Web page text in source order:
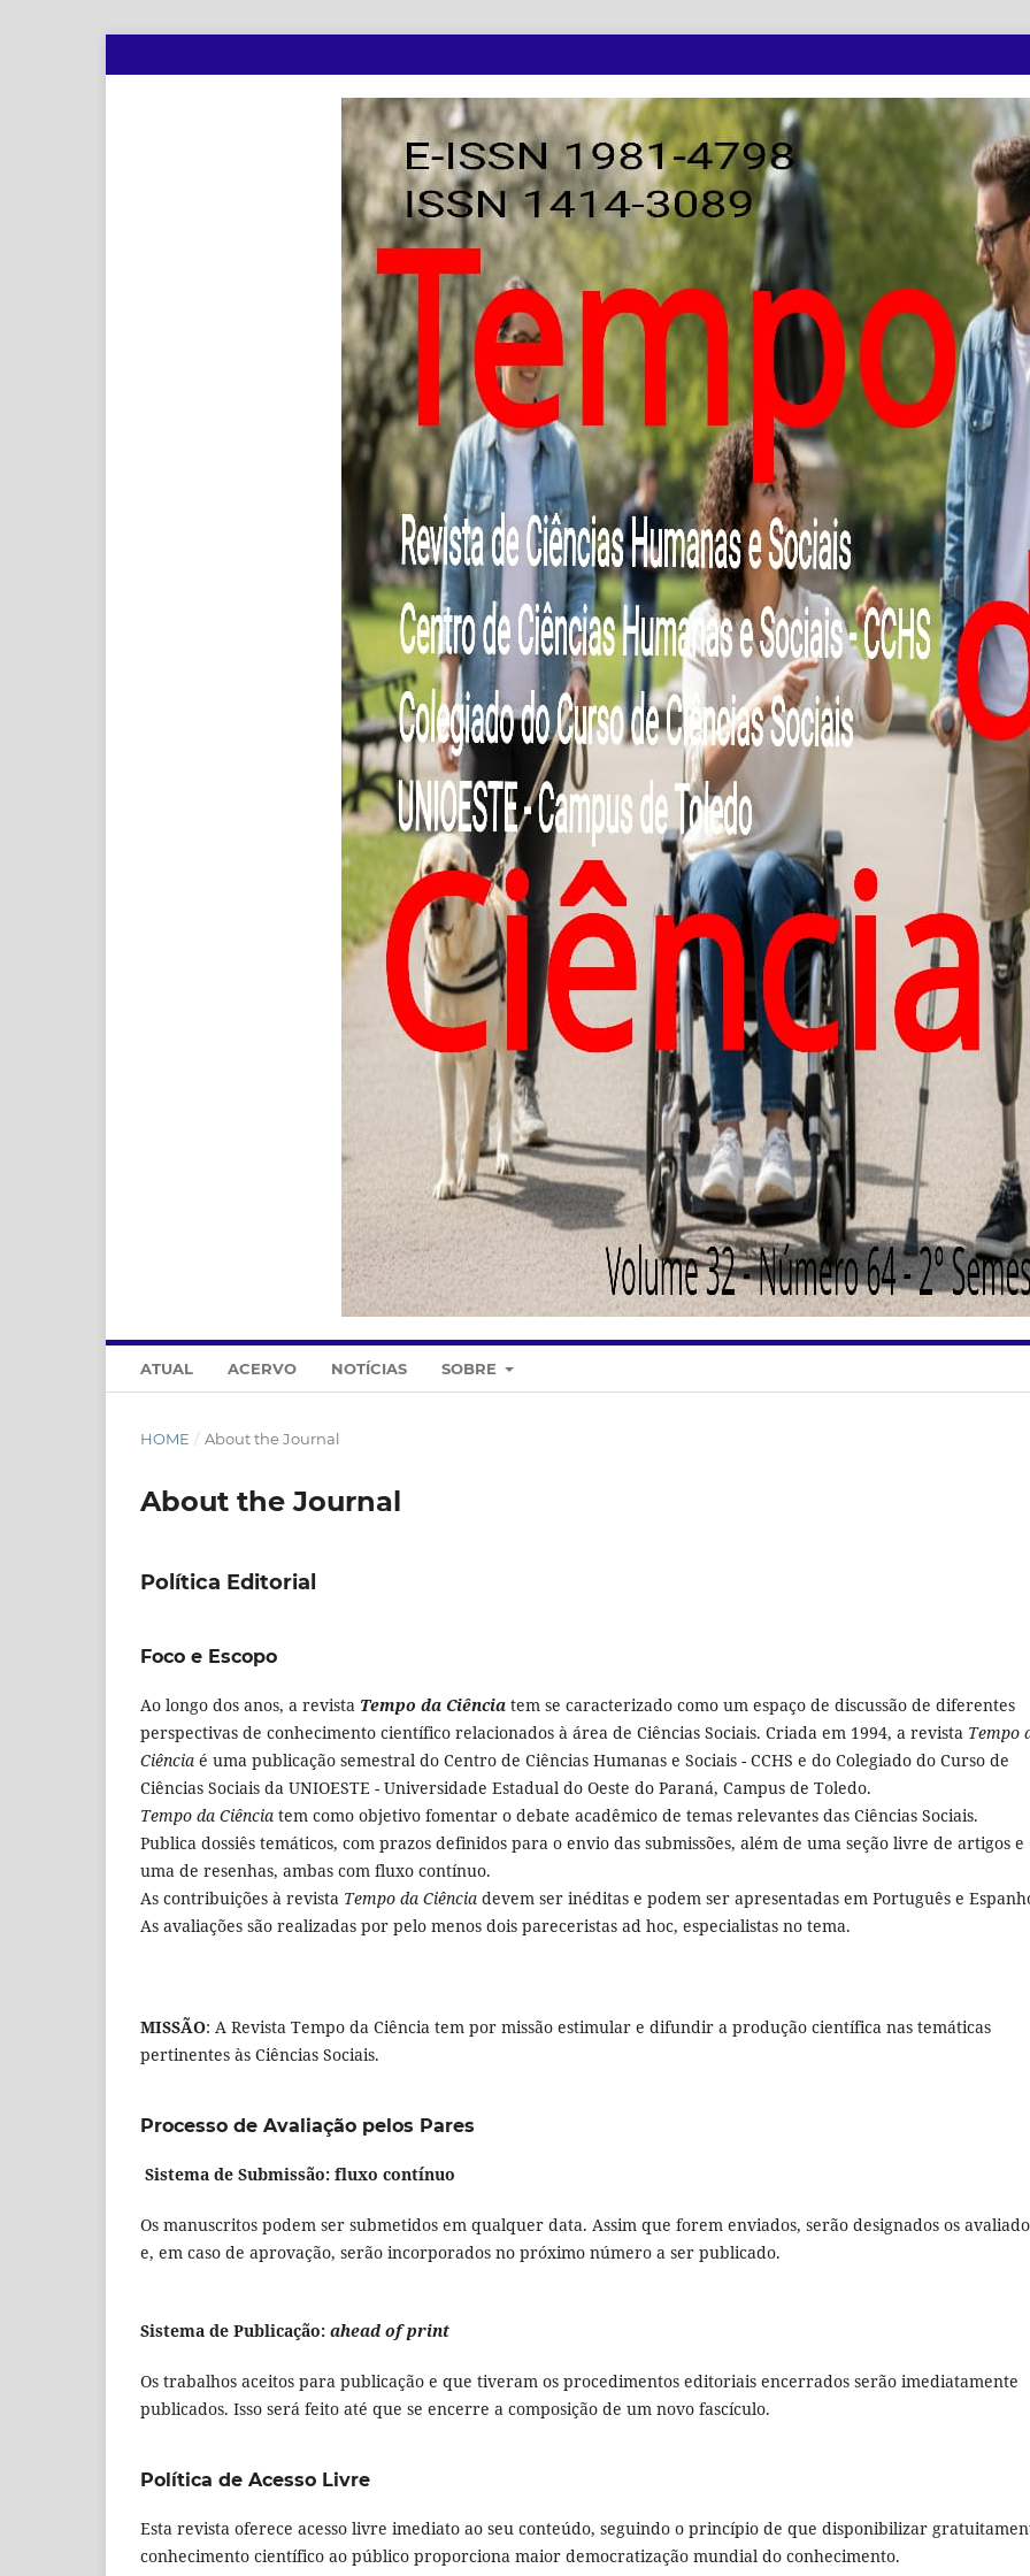
ATUAL ACERVO NOTÍCIAS SOBRE
HOME / About the Journal
About the Journal
Política Editorial
Foco e Escopo
Ao longo dos anos, a revista Tempo da Ciência tem se caracterizado como um espaço de discussão de diferentes
perspectivas de conhecimento científico relacionados à área de Ciências Sociais. Criada em 1994, a revista Tempo
Ciência é uma publicação semestral do Centro de Ciências Humanas e Sociais - CCHS e do Colegiado do Curso de
Ciências Sociais da UNIOESTE - Universidade Estadual do Oeste do Paraná, Campus de Toledo.
Tempo da Ciência tem como objetivo fomentar o debate acadêmico de temas relevantes das Ciências Sociais.
Publica dossiês temáticos, com prazos definidos para o envio das submissões, além de uma seção livre de artigos e
uma de resenhas, ambas com fluxo contínuo.
As contribuições à revista Tempo da Ciência devem ser inéditas e podem ser apresentadas em Português e
As avaliações são realizadas por pelo menos dois pareceristas ad hoc, especialistas no tema.
MISSÃO: A Revista Tempo da Ciência tem por missão estimular e difundir a produção científica nas temáticas
pertinentes às Ciências Sociais.
Processo de Avaliação pelos Pares
Sistema de Submissão: fluxo contínuo
Os manuscritos podem ser submetidos em qualquer data. Assim que forem enviados, serão designados os
e, em caso de aprovação, serão incorporados no próximo número a ser publicado.
Sistema de Publicação: ahead of print
Os trabalhos aceitos para publicação e que tiveram os procedimentos editoriais encerrados serão imediatamente
publicados. Isso será feito até que se encerre a composição de um novo fascículo.
Política de Acesso Livre
Esta revista oferece acesso livre imediato ao seu conteúdo, seguindo o princípio de que disponibilizar
conhecimento científico ao público proporciona maior democratização mundial do conhecimento.